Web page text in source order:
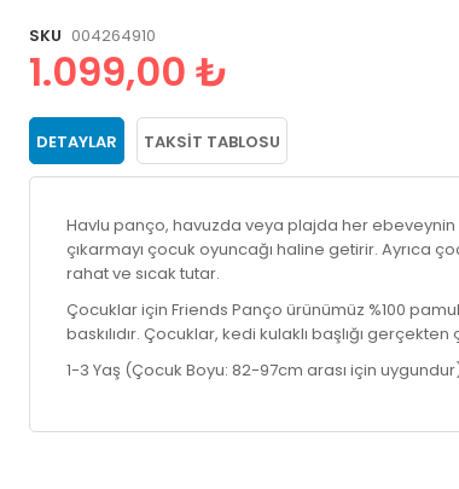
SKU 004264910
1.099,00 ₺
DETAYLAR TAKSIT TABLOSU
Havlu panço, havuzda veya plajda her ebeveynin
çıkarmayı çocuk oyuncağı haline getirir. Ayrıca
rahat ve sıcak tutar.
Çocuklar için Friends Panço ürünümüz %100
baskılıdır. Çocuklar, kedi kulaklı başlığı
1-3 Yaş (Çocuk Boyu: 82-97cm arası için